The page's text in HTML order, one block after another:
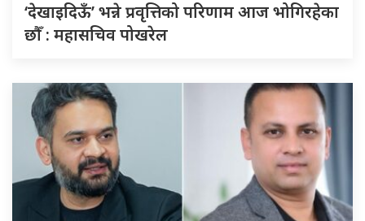
‘देखाइदिऊँ’ भन्ने प्रवृत्तिको परिणाम आज भोगिरहेका
छौँ : महासचिव पोखरेल